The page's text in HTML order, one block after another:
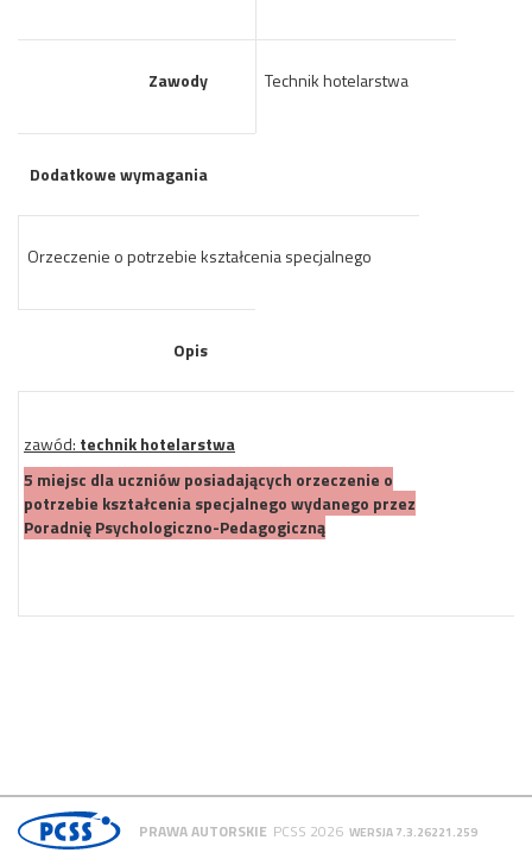
Zawody Technik hotelarstwa
Dodatkowe wymagania
Orzeczenie o potrzebie kształcenia specjalnego
Opis
zawód: technik hotelarstwa
5 miejsc dla uczniów posiadających orzeczenie o
potrzebie kształcenia specjalnego wydanego przez
Poradnię Psychologiczno-Pedagogiczną
PRAWA AUTORSKIE PCSS 2026 WERSJA 7.3.26221.259